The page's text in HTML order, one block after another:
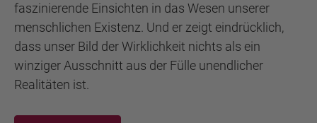
faszinierende Einsichten in das Wesen unserer
menschlichen Existenz. Und er zeigt eindrücklich,
dass unser Bild der Wirklichkeit nichts als ein
winziger Ausschnitt aus der Fülle unendlicher
Realitäten ist.